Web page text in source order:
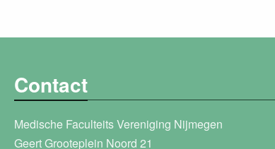
Contact
Medische Faculteits Vereniging Nijmegen
Geert Grooteplein Noord 21